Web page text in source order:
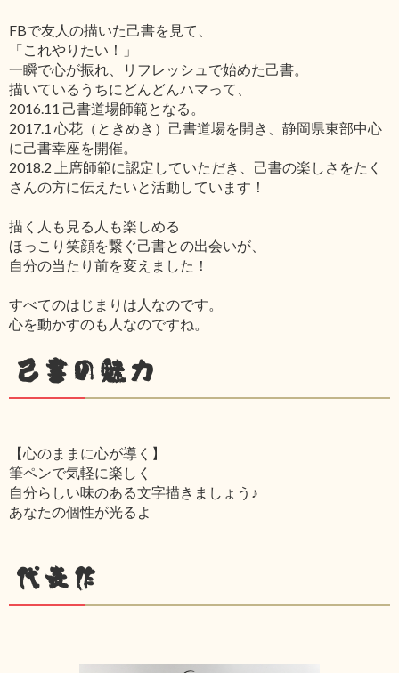
FBで友人の描いた己書を見て、
「これやりたい！」
一瞬で心が振れ、リフレッシュで始めた己書。
描いているうちにどんどんハマって、
2016.11 己書道場師範となる。
2017.1 心花（ときめき）己書道場を開き、静岡県東部中心
に己書幸座を開催。
2018.2 上席師範に認定していただき、己書の楽しさをたく
さんの方に伝えたいと活動しています！
描く人も見る人も楽しめる
ほっこり笑顔を繋ぐ己書との出会いが、
自分の当たり前を変えました！
すべてのはじまりは人なのです。
心を動かすのも人なのですね。
己書の魅力
【心のままに心が導く】
筆ペンで気軽に楽しく
自分らしい味のある文字描きましょう♪
あなたの個性が光るよ
代表作